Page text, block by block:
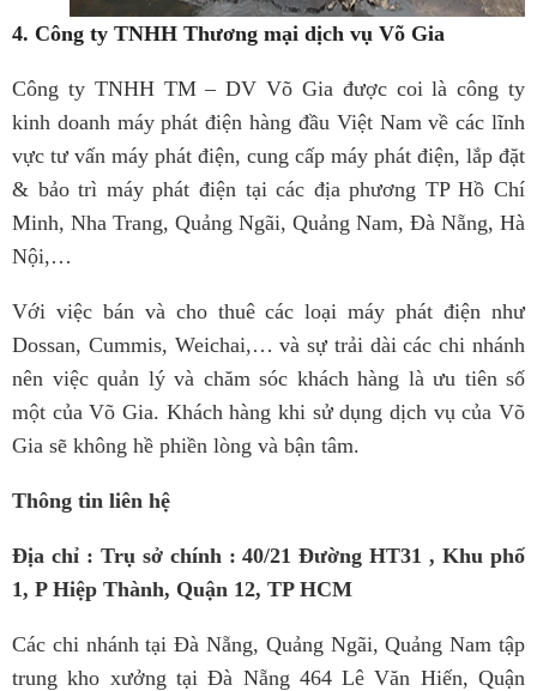
4. Công ty TNHH Thương mại dịch vụ Võ Gia
Công ty TNHH TM – DV Võ Gia được coi là công ty
kinh doanh máy phát điện hàng đầu Việt Nam về các lĩnh
vực tư vấn máy phát điện, cung cấp máy phát điện, lắp đặt
& bảo trì máy phát điện tại các địa phương TP Hồ Chí
Minh, Nha Trang, Quảng Ngãi, Quảng Nam, Đà Nẵng, Hà
Nội,…
Với việc bán và cho thuê các loại máy phát điện như
Dossan, Cummis, Weichai,… và sự trải dài các chi nhánh
nên việc quản lý và chăm sóc khách hàng là ưu tiên số
một của Võ Gia. Khách hàng khi sử dụng dịch vụ của Võ
Gia sẽ không hề phiền lòng và bận tâm.
Thông tin liên hệ
Địa chỉ : Trụ sở chính : 40/21 Đường HT31 , Khu phố
1, P Hiệp Thành, Quận 12, TP HCM
Các chi nhánh tại Đà Nẵng, Quảng Ngãi, Quảng Nam tập
trung kho xưởng tại Đà Nẵng 464 Lê Văn Hiến, Quận